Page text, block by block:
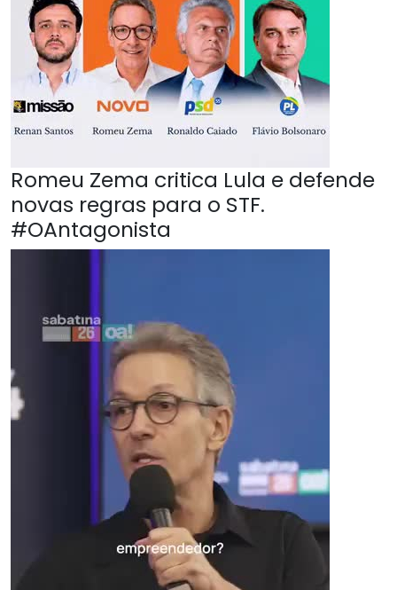
Romeu Zema critica Lula e defende
novas regras para o STF.
#OAntagonista